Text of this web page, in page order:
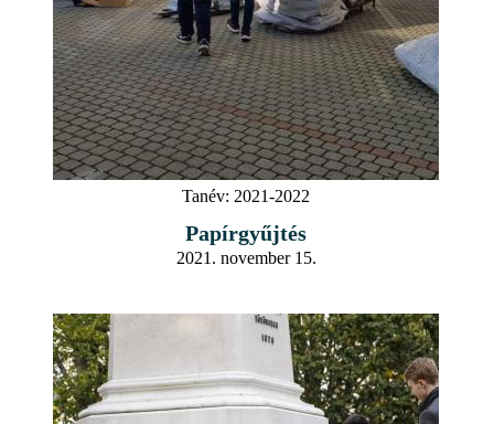
Tanév: 2021-2022
Papírgyűjtés
2021. november 15.